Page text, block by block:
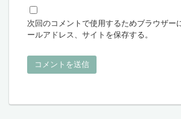
次回のコメントで使用するためブラウザー
ールアドレス、サイトを保存する。